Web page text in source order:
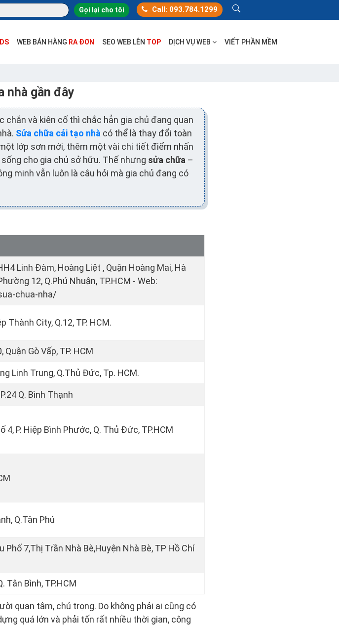
Gọi lại cho tôi Call: 093.784.1299
WEB BÁN HÀNG RA ĐƠN SEO WEB LÊN TOP DỊCH VỤ WEB VIẾT PHẦN MỀM
nhà gần đây
chắn và kiên cố thì chắc hẳn gia chủ đang quan
Sửa chữa cải tạo nhà có thể là thay đổi toàn
lớp sơn mới, thêm một vài chi tiết điểm nhấn
cho gia chủ sở hữu. Thế nhưng sửa chữa –
minh vẫn luôn là câu hỏi mà gia chủ đang có
Linh Đàm, Hoàng Liệt , Quận Hoàng Mai, Hà
12, Q.Phú Nhuận, TP.HCM - Web:
chua-nha/
Thành City, Q.12, TP. HCM.
Gò Vấp, TP. HCM
Linh Trung, Q.Thủ Đức, Tp. HCM.
Q. Bình Thạnh
4, P. Hiệp Bình Phước, Q. Thủ Đức, TP.HCM
Q.Tân Phú
Phố 7,Thị Trần Nhà Bè,Huyện Nhà Bè, TP Hồ Chí
Tân Bình, TP.HCM
quan tâm, chú trọng. Do không phải ai cũng có
quá lớn và phải tốn rất nhiều thời gian, công